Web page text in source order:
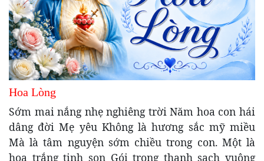
Hoa Lòng
Sớm mai nắng nhẹ nghiêng trời Năm hoa con hái
dâng đời Mẹ yêu Không là hương sắc mỹ miều
Mà là tâm nguyện sớm chiều trong con. Một là
hoa trắng tinh son Gói trong thanh sạch vuông